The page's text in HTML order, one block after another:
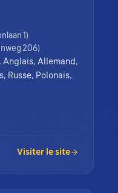
1)
206)
Anglais, Allemand,
Russe, Polonais,
Visiter le site